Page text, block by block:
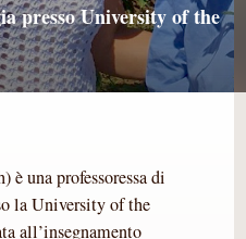
presso University of the
è una professoressa di
la University of the
all’insegnamento